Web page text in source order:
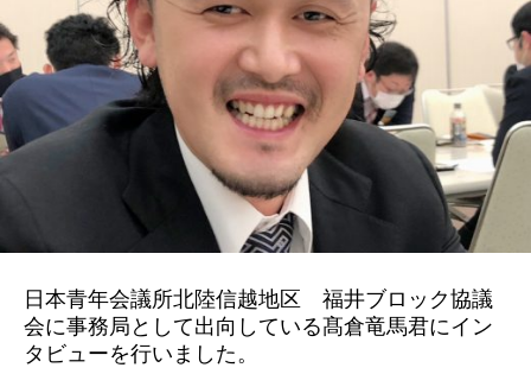
日本青年会議所北陸信越地区 福井ブロック協議
会に事務局として出向している髙倉竜馬君にイン
タビューを行いました。